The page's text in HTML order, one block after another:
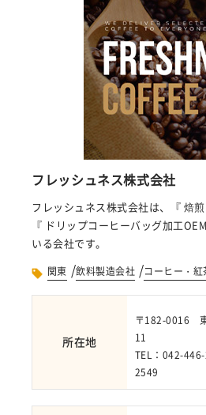
フレッシュネス株式会社
フレッシュネス株式会社は、『 焙
『 ドリップコーヒーバッグ加工
いる会社です。
関東 /飲料製造会社 /コーヒー・
所在地
〒182-0016
11
TEL：042-
2549